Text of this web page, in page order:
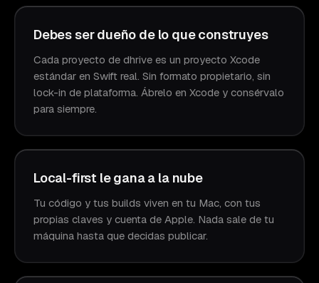
Debes ser dueño de lo que construyes
Cada proyecto de dhrive es un proyecto Xcode
estándar en Swift real. Sin formato propietario, sin
lock-in de plataforma. Ábrelo en Xcode y consérvalo
para siempre.
Local-first le gana a la nube
Tu código y tus builds viven en tu Mac, con tus
propias claves y cuenta de Apple. Nada sale de tu
máquina hasta que decidas publicar.